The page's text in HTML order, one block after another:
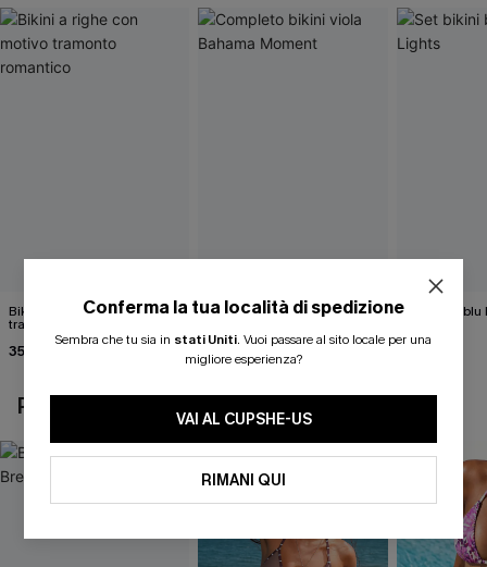
Bikini a righe con motivo
tramonto romantico
35,00 €
Completo bikini viola
32,00 € 40,00 €
Set bikini
34,00 €
POTREBBE INTERESSARTI ANCHE
Conferma la tua località di spedizione
Sembra che tu sia in stati Uniti. Vuoi passare al sito locale per una
migliore esperienza?
VAI AL CUPSHE-US
RIMANI QUI